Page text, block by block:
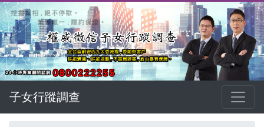
子女行蹤調查